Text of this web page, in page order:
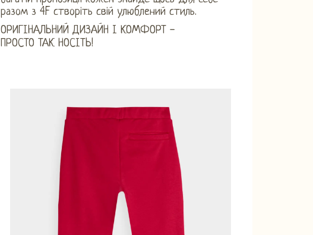
разом з 4F створіть свій улюблений стиль.
ОРИГІНАЛЬНИЙ ДИЗАЙН І КОМФОРТ -
ПРОСТО ТАК НОСІТЬ!